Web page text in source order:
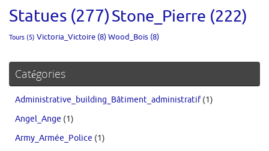
Statues (277)Stone_Pierre (222)
Tours (5) Victoria_Victoire (8)Wood_Bois (8)
Catégories
Administrative_building_Bâtiment_administratif(1)
Angel_Ange (1)
Army_Armée_Police (1)